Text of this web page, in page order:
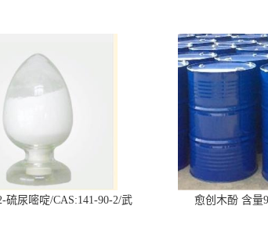
硫尿嘧啶/CAS:141-90-2/武
愈创木酚 含量